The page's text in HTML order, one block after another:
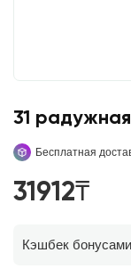
31
Бесплатная
31912₸
Кэшбек бонусами